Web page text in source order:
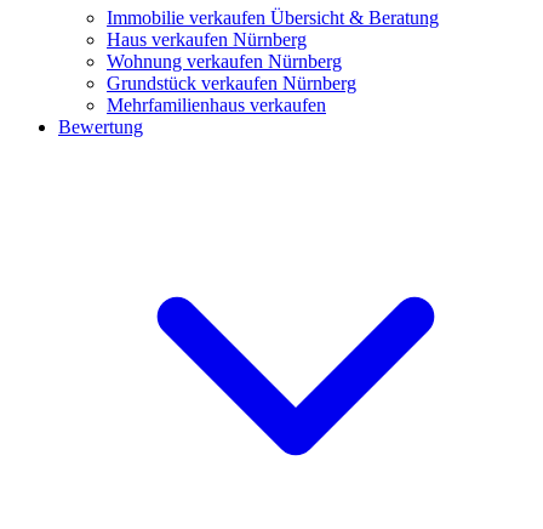
Immobilie verkaufen Übersicht & Beratung
Haus verkaufen Nürnberg
Wohnung verkaufen Nürnberg
Grundstück verkaufen Nürnberg
Mehrfamilienhaus verkaufen
Bewertung